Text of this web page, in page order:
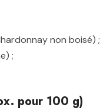
non boisé) ;
;
pour 100 g)